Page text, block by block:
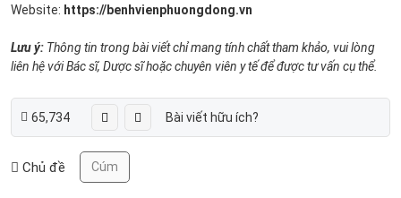
Website: https://benhvienphuongdong.vn
Lưu ý: Thông tin trong bài viết chỉ mang tính chất tham khảo, vui lòng
liên hệ với Bác sĩ, Dược sĩ hoặc chuyên viên y tế để được tư vấn cụ thể.
65,734 Bài viết hữu ích?
Chủ đề Cúm